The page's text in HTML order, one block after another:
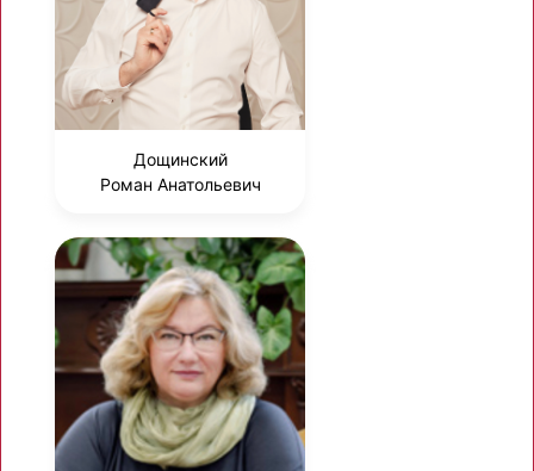
Дощинский
Роман Анатольевич